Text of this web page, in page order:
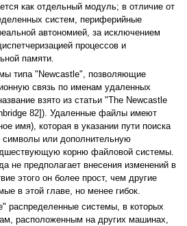
как отдельный модуль; в отличие от
систем, периферийные
автономией, за исключением
процессов и
памяти.
типа "Newcastle", позволяющие
связь по именам удаленных
взято из статьи "The Newcastle
82]). Удаленные файлы имеют
имя), которая в указании пути поиска
символы или дополнительную
корню файловой системы.
не предполагает внесения изменений в
этого он более прост, чем другие
в этой главе, но менее гибок.
распределенные системы, в которых
расположенным на других машинах,